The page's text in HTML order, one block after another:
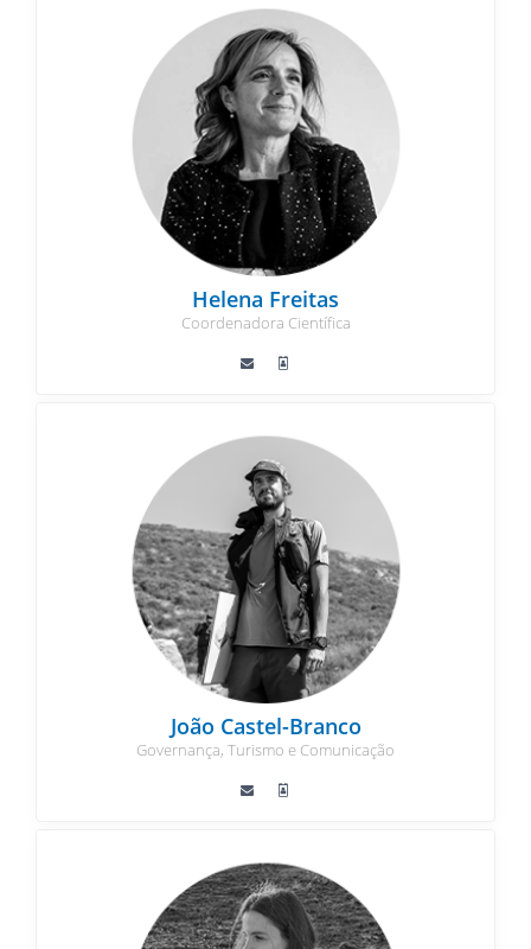
Helena Freitas
Coordenadora Científica
João Castel-Branco
Governança, Turismo e Comunicação